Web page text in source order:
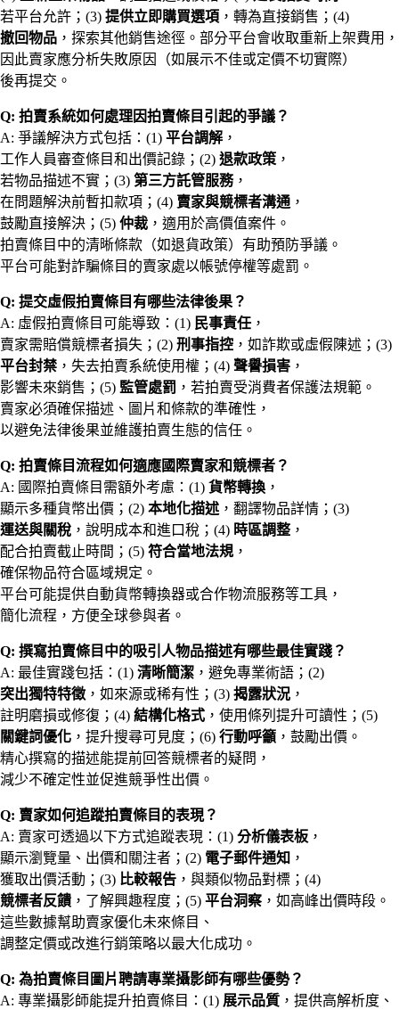
若平台允許；(3) 提供立即購買選項 ，轉為直接銷售；(4)
撤回物品 ，探索其他銷售途徑。部分平台會收取重新上架費用，
因此賣家應分析失敗原因（如展示不佳或定價不切實際）
後再提交。
Q: 拍賣系統如何處理因拍賣條目引起的爭議？
A: 爭議解決方式包括：(1) 平台調解 ，
工作人員審查條目和出價記錄；(2) 退款政策 ，
若物品描述不實；(3) 第三方託管服務，
在問題解決前暫扣款項；(4) 賣家與競標者溝通 ，
鼓勵直接解決；(5) 仲裁 ，適用於高價值案件。
拍賣條目中的清晰條款（如退貨政策）有助預防爭議。
平台可能對詐騙條目的賣家處以帳號停權等處罰。
Q: 提交虛假拍賣條目有哪些法律後果？
A: 虛假拍賣條目可能導致：(1) 民事責任 ，
賣家需賠償競標者損失；(2) 刑事指控 ，如詐欺或虛假陳述；(3)
平台封禁 ，失去拍賣系統使用權；(4) 聲譽損害 ，
影響未來銷售；(5) 監管處罰 ，若拍賣受消費者保護法規範。
賣家必須確保描述、圖片和條款的準確性，
以避免法律後果並維護拍賣生態的信任。
Q: 拍賣條目流程如何適應國際賣家和競標者？
A: 國際拍賣條目需額外考慮：(1) 貨幣轉換 ，
顯示多種貨幣出價；(2) 本地化描述 ，翻譯物品詳情；(3)
運送與關稅 ，說明成本和進口稅；(4) 時區調整 ，
配合拍賣截止時間；(5) 符合當地法規 ，
確保物品符合區域規定。
平台可能提供自動貨幣轉換器或合作物流服務等工具，
簡化流程，方便全球參與者。
Q: 撰寫拍賣條目中的吸引人物品描述有哪些最佳實踐？
A: 最佳實踐包括：(1) 清晰簡潔 ，避免專業術語；(2)
突出獨特特徵，如來源或稀有性；(3) 揭露狀況 ，
註明磨損或修復；(4) 結構化格式 ，使用條列提升可讀性；(5)
關鍵詞優化 ，提升搜尋可見度；(6) 行動呼籲 ，鼓勵出價。
精心撰寫的描述能提前回答競標者的疑問，
減少不確定性並促進競爭性出價。
Q: 賣家如何追蹤拍賣條目的表現？
A: 賣家可透過以下方式追蹤表現：(1) 分析儀表板 ，
顯示瀏覽量、出價和關注者；(2) 電子郵件通知 ，
獲取出價活動；(3) 比較報告 ，與類似物品對標；(4)
競標者反饋 ，了解興趣程度；(5) 平台洞察 ，如高峰出價時段。
這些數據幫助賣家優化未來條目、
調整定價或改進行銷策略以最大化成功。
Q: 為拍賣條目圖片聘請專業攝影師有哪些優勢？
A: 專業攝影師能提升拍賣條目：(1) 展示品質 ，提供高解析度、